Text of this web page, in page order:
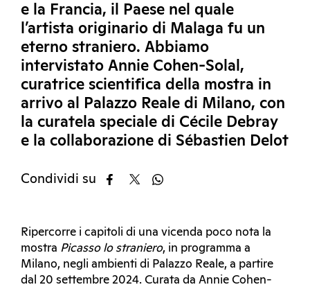
e la Francia, il Paese nel quale
l’artista originario di Malaga fu un
eterno straniero. Abbiamo
intervistato Annie Cohen-Solal,
curatrice scientifica della mostra in
arrivo al Palazzo Reale di Milano, con
la curatela speciale di Cécile Debray
e la collaborazione di Sébastien Delot
Condividi su
Ripercorre i capitoli di una vicenda poco nota la
mostra Picasso lo straniero, in programma a
Milano, negli ambienti di Palazzo Reale, a partire
dal 20 settembre 2024. Curata da Annie Cohen-